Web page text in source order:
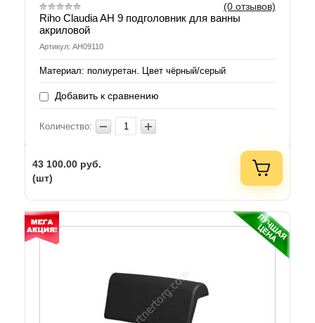
(0 отзывов)
Riho Claudia AH 9 подголовник для ванны
акриловой
Артикул: AH09110
Материал: полиуретан. Цвет чёрный/серый
Добавить к сравнению
Количество:
43 100.00 руб.
(шт)